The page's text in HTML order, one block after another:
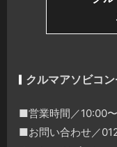
クルマアソビコ
■営業時間／10:00
■お問い合わせ／